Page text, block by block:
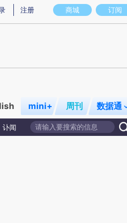
图存在偏差。不代表财新观点和立场。推
商城 订阅
注册
mini+ 周刊 数据通
讣闻